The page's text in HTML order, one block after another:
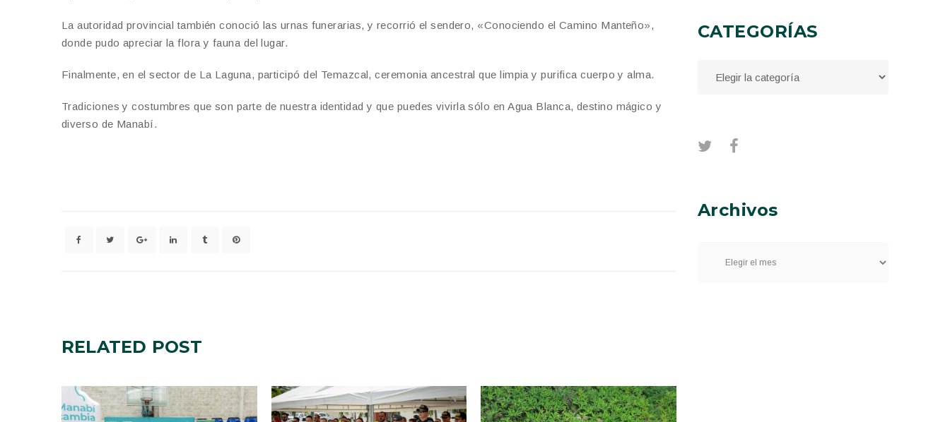
La autoridad provincial también conoció las urnas funerarias, y recorrió el sendero, «Conociendo el Camino Manteño»,
donde pudo apreciar la flora y fauna del lugar.
Finalmente, en el sector de La Laguna, participó del Temazcal, ceremonia ancestral que limpia y purifica cuerpo y alma.
Tradiciones y costumbres que son parte de nuestra identidad y que puedes vivirla sólo en Agua Blanca, destino mágico y
diverso de Manabí.
RELATED POST
CATEGORÍAS
Archivos